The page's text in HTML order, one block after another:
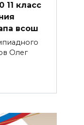
11 класс
всош
Олег